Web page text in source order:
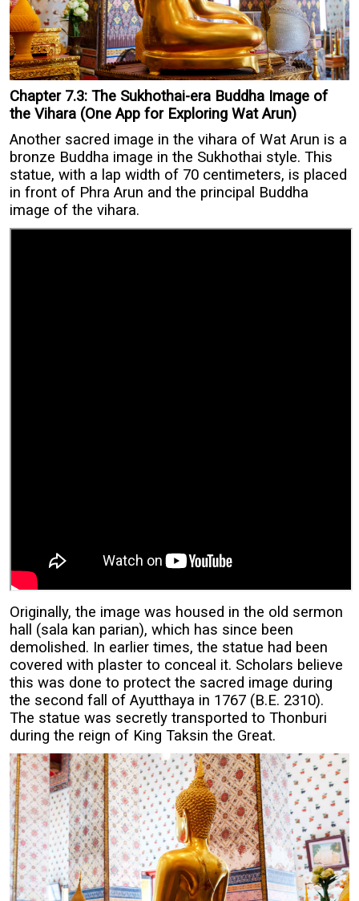
Chapter 7.3: The Sukhothai-era Buddha Image of
the Vihara (One App for Exploring Wat Arun)
Another sacred image in the vihara of Wat Arun is a
bronze Buddha image in the Sukhothai style. This
statue, with a lap width of 70 centimeters, is placed
in front of Phra Arun and the principal Buddha
image of the vihara.
Originally, the image was housed in the old sermon
hall (sala kan parian), which has since been
demolished. In earlier times, the statue had been
covered with plaster to conceal it. Scholars believe
this was done to protect the sacred image during
the second fall of Ayutthaya in 1767 (B.E. 2310).
The statue was secretly transported to Thonburi
during the reign of King Taksin the Great.